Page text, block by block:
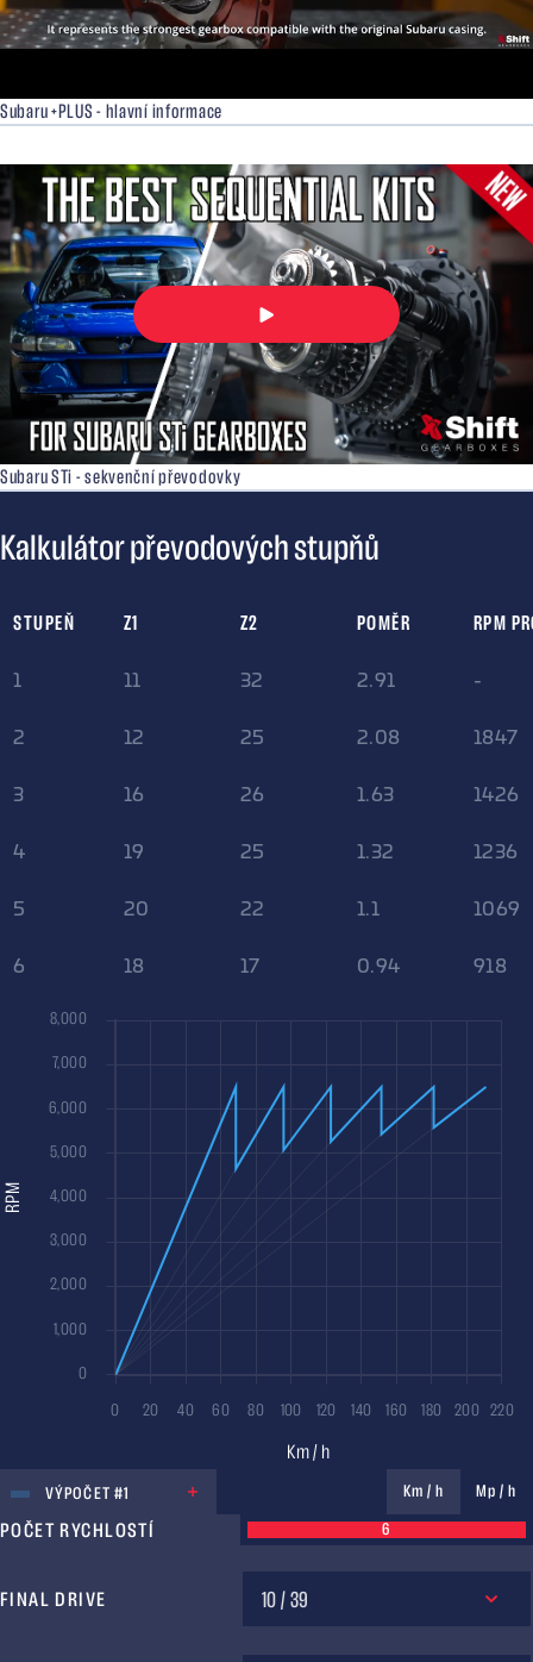
Subaru +PLUS - hlavní informace
Subaru STi - sekvenční převodovky
Kalkulátor převodových stupňů
STUPEŇ Z1 Z2 POMĚR RPM
1 11 32 2.91 -
2 12 25 2.08 1847
3 16 26 1.63 1426
4 19 25 1.32 1236
5 20 22 1.1 1069
6 18 17 0.94 918
VÝPOČET #1
JEDNOTKA
Km / h Mp / h
POČET RYCHLOSTÍ 6
FINAL DRIVE 10 / 39